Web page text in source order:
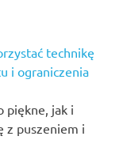
technikę
i ograniczenia
piękne, jak i
z puszeniem i